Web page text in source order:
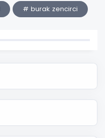
# burak zencirci